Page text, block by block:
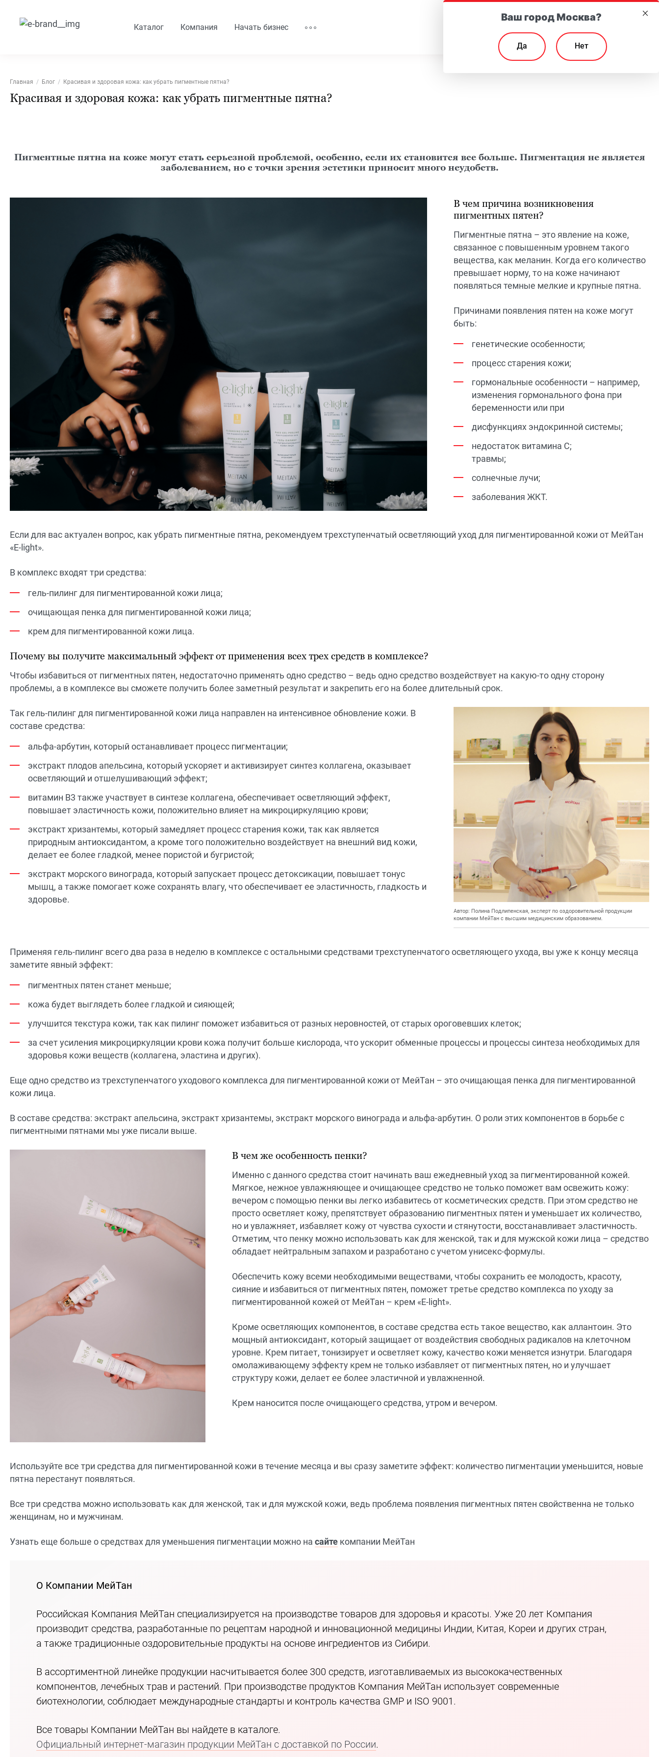
Каталог Компания Начать бизнес
Главная Блог Красивая и здоровая кожа: как убрать пигментные пятна?
Красивая и здоровая кожа: как убрать пигментные пятна?
Пигментные пятна на коже могут стать серьезной проблемой, особенно, если их становится все больше. Пигментация не является
заболеванием, но с точки зрения эстетики приносит много неудобств.
В чем причина возникновения
пигментных пятен?
Пигментные пятна – это явление на коже,
связанное с повышенным уровнем такого
вещества, как меланин. Когда его количество
превышает норму, то на коже начинают
появляться темные мелкие и крупные пятна.
Причинами появления пятен на коже могут
быть:
генетические особенности;
процесс старения кожи;
гормональные особенности – например,
изменения гормонального фона при
беременности или при
дисфункциях эндокринной системы;
недостаток витамина С;
травмы;
солнечные лучи;
заболевания ЖКТ.
Если для вас актуален вопрос, как убрать пигментные пятна, рекомендуем трехступенчатый осветляющий уход для пигментированной кожи от МейТан
«E-light».
В комплекс входят три средства:
гель-пилинг для пигментированной кожи лица;
очищающая пенка для пигментированной кожи лица;
крем для пигментированной кожи лица.
Почему вы получите максимальный эффект от применения всех трех средств в комплексе?
Чтобы избавиться от пигментных пятен, недостаточно применять одно средство – ведь одно средство воздействует на какую-то одну сторону
проблемы, а в комплексе вы сможете получить более заметный результат и закрепить его на более длительный срок.
Так гель-пилинг для пигментированной кожи лица направлен на интенсивное обновление кожи. В
составе средства:
альфа-арбутин, который останавливает процесс пигментации;
экстракт плодов апельсина, который ускоряет и активизирует синтез коллагена, оказывает
осветляющий и отшелушивающий эффект;
витамин B3 также участвует в синтезе коллагена, обеспечивает осветляющий эффект,
повышает эластичность кожи, положительно влияет на микроциркуляцию крови;
экстракт хризантемы, который замедляет процесс старения кожи, так как является
природным антиоксидантом, а кроме того положительно воздействует на внешний вид кожи,
делает ее более гладкой, менее пористой и бугристой;
экстракт морского винограда, который запускает процесс детоксикации, повышает тонус
мышц, а также помогает коже сохранять влагу, что обеспечивает ее эластичность, гладкость и
здоровье.
Автор: Полина Подлипенская, эксперт по оздоровительной продукции
компании МейТан с высшим медицинским образованием.
Применяя гель-пилинг всего два раза в неделю в комплексе с остальными средствами трехступенчатого осветляющего ухода, вы уже к концу месяца
заметите явный эффект:
пигментных пятен станет меньше;
кожа будет выглядеть более гладкой и сияющей;
улучшится текстура кожи, так как пилинг поможет избавиться от разных неровностей, от старых ороговевших клеток;
за счет усиления микроциркуляции крови кожа получит больше кислорода, что ускорит обменные процессы и процессы синтеза необходимых для
здоровья кожи веществ (коллагена, эластина и других).
Еще одно средство из трехступенчатого уходового комплекса для пигментированной кожи от МейТан – это очищающая пенка для пигментированной
кожи лица.
В составе средства: экстракт апельсина, экстракт хризантемы, экстракт морского винограда и альфа-арбутин. О роли этих компонентов в борьбе с
пигментными пятнами мы уже писали выше.
В чем же особенность пенки?
Именно с данного средства стоит начинать ваш ежедневный уход за пигментированной кожей.
Мягкое, нежное увлажняющее и очищающее средство не только поможет вам освежить кожу:
вечером с помощью пенки вы легко избавитесь от косметических средств. При этом средство не
просто осветляет кожу, препятствует образованию пигментных пятен и уменьшает их количество,
но и увлажняет, избавляет кожу от чувства сухости и стянутости, восстанавливает эластичность.
Отметим, что пенку можно использовать как для женской, так и для мужской кожи лица – средство
обладает нейтральным запахом и разработано с учетом унисекс-формулы.
Обеспечить кожу всеми необходимыми веществами, чтобы сохранить ее молодость, красоту,
сияние и избавиться от пигментных пятен, поможет третье средство комплекса по уходу за
пигментированной кожей от МейТан – крем «E-light».
Кроме осветляющих компонентов, в составе средства есть такое вещество, как аллантоин. Это
мощный антиоксидант, который защищает от воздействия свободных радикалов на клеточном
уровне. Крем питает, тонизирует и осветляет кожу, качество кожи меняется изнутри. Благодаря
омолаживающему эффекту крем не только избавляет от пигментных пятен, но и улучшает
структуру кожи, делает ее более эластичной и увлажненной.
Крем наносится после очищающего средства, утром и вечером.
Используйте все три средства для пигментированной кожи в течение месяца и вы сразу заметите эффект: количество пигментации уменьшится, новые
пятна перестанут появляться.
Все три средства можно использовать как для женской, так и для мужской кожи, ведь проблема появления пигментных пятен свойственна не только
женщинам, но и мужчинам.
Узнать еще больше о средствах для уменьшения пигментации можно на сайте компании МейТан
О Компании МейТан
Российская Компания МейТан специализируется на производстве товаров для здоровья и красоты. Уже 20 лет Компания
производит средства, разработанные по рецептам народной и инновационной медицины Индии, Китая, Кореи и других стран,
а также традиционные оздоровительные продукты на основе ингредиентов из Сибири.
В ассортиментной линейке продукции насчитывается более 300 средств, изготавливаемых из высококачественных
компонентов, лечебных трав и растений. При производстве продуктов Компания МейТан использует современные
биотехнологии, соблюдает международные стандарты и контроль качества GMP и ISO 9001.
Все товары Компании МейТан вы найдете в каталоге.
Официальный интернет-магазин продукции МейТан с доставкой по России.
Ваш город Москва?
Да Нет